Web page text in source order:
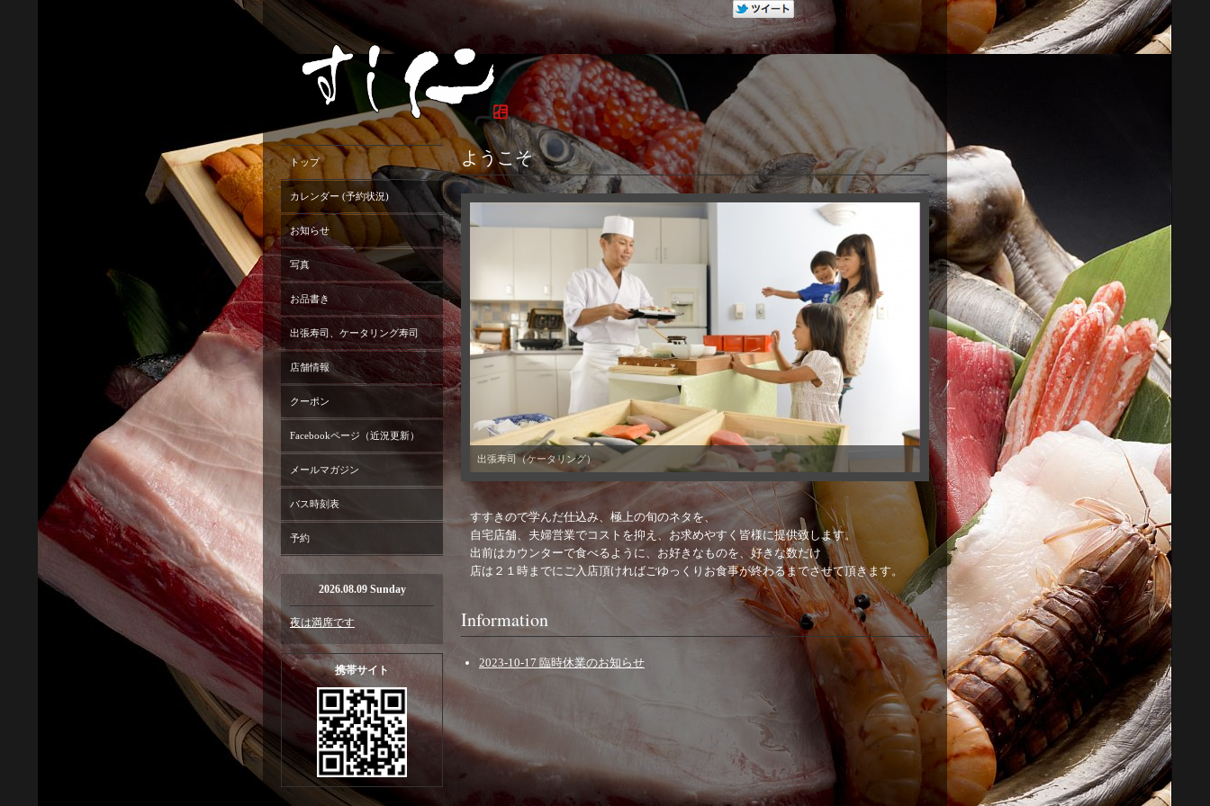
ようこそ
出張寿司（ケータリング）
すすきので学んだ仕込み、極上の旬のネタを、
自宅店舗、夫婦営業でコストを抑え、お求めやすく皆様に提供致します。
出前はカウンターで食べるように、お好きなものを、好きな数だけ
店は２１時までにご入店頂ければごゆっくりお食事が終わるまでさせて頂きます。
Information
2023-10-17 臨時休業のお知らせ
トップ
カレンダー (予約状況)
お知らせ
写真
お品書き
出張寿司、ケータリング寿司
店舗情報
クーポン
Facebookページ（近況更新）
メールマガジン
バス時刻表
予約
2026.08.09 Sunday
夜は満席です
携帯サイト